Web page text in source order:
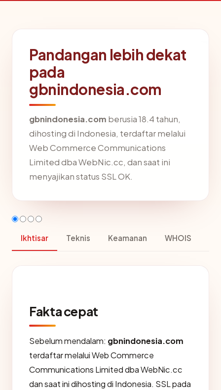
Pandangan lebih dekat
pada
gbnindonesia.com
gbnindonesia.com berusia 18.4 tahun,
dihosting di Indonesia, terdaftar melalui
Web Commerce Communications
Limited dba WebNic.cc, dan saat ini
menyajikan status SSL OK.
Ikhtisar Teknis Keamanan WHOIS
Fakta cepat
Sebelum mendalam: gbnindonesia.com
terdaftar melalui Web Commerce
Communications Limited dba WebNic.cc
dan saat ini dihosting di Indonesia. SSL pada